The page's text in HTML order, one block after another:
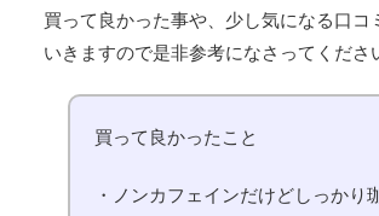
買って良かった事や、少し気になる口コ
いきますので是非参考になさってくださ
買って良かったこと
・ノンカフェインだけどしっかり